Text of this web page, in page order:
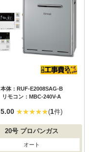
本体：RUF-E2008SAG-B
リモコン：MBC-240V-A
5.00 (1件)
20号プロパンガス
オート